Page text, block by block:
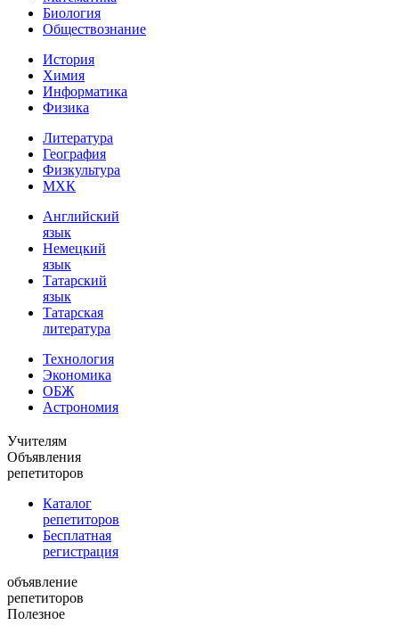
Биология
Обществознание
История
Химия
Информатика
Физика
Литература
География
Физкультура
МХК
Английский
язык
Немецкий
язык
Татарский
язык
Татарская
литература
Технология
Экономика
ОБЖ
Астрономия
Учителям
Объявления
репетиторов
Каталог
репетиторов
Бесплатная
регистрация
объявление
репетиторов
Полезное